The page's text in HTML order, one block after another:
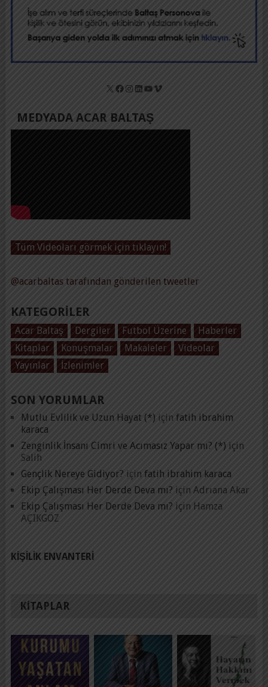
X Facebook
Instagram
LinkedIn
YouTube
Vimeo
MEDYADA ACAR BALTAŞ
Tüm Videoları görmek için tıklayın!
@acarbaltas tarafından gönderilen tweetler
KATEGORILER
Acar Baltaş Dergiler Futbol Üzerine
Haberler
Kitaplar
Konuşmalar Makaleler
Videolar
Yayınlar
İzlenimler
SON YORUMLAR
Mutlu Evlilik ve Uzun Hayat (*) için fatih ibrahim
karaca
Zenginlik İnsanı Cimri ve Acımasız Yapar mı? (*) için
Salih
Gençlik Nereye Gidiyor? için fatih ibrahim karaca
Ekip Çalışması Her Derde Deva mı? için Adrıana Akar
Ekip Çalışması Her Derde Deva mı? için Hamza
AÇIKGÖZ
KIŞILIK ENVANTERI
KITAPLAR